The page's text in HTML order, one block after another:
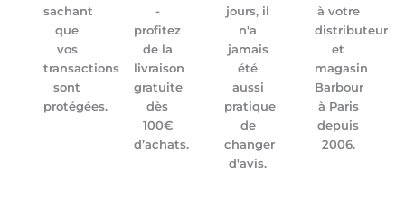
sachant
que
vos
transactions
sont
protégées.
-
profitez
de la
livraison
gratuite
dès
100€
d’achats.
jours, il
n'a
jamais
été
aussi
pratique
de
changer
d'avis.
à votre
distributeur
et
magasin
Barbour
à Paris
depuis
2006.